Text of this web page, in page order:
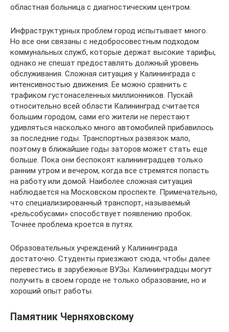
областная больница с диагностическим центром.
Инфраструктурных проблем город испытывает много.
Но все они связаны с недобросовестным подходом
коммунальных служб, которые держат высокие тарифы,
однако не спешат предоставлять должный уровень
обслуживания. Сложная ситуация у Калининграда с
интенсивностью движения. Ее можно сравнить с
трафиком густонаселенных миллионников. Пускай
относительно всей области Калининград считается
большим городом, сами его жители не перестают
удивляться насколько много автомобилей прибавилось
за последние годы. Транспортных развязок мало,
поэтому в ближайшие годы заторов может стать еще
больше. Пока они беспокоят калининградцев только
ранним утром и вечером, когда все стремятся попасть
на работу или домой. Наиболее сложная ситуация
наблюдается на Московском проспекте. Примечательно,
что специализированный транспорт, называемый
«рельсобусами» способствует появлению пробок.
Точнее проблема кроется в путях.
Образовательных учреждений у Калининграда
достаточно. Студенты приезжают сюда, чтобы далее
перевестись в зарубежные ВУЗы. Калининградцы могут
получить в своем городе не только образование, но и
хороший опыт работы.
Памятник Черняховскому